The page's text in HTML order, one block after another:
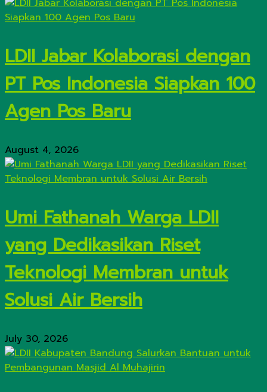
LDII Jabar Kolaborasi dengan
PT Pos Indonesia Siapkan 100
Agen Pos Baru
August 4, 2026
Umi Fathanah Warga LDII
yang Dedikasikan Riset
Teknologi Membran untuk
Solusi Air Bersih
July 30, 2026